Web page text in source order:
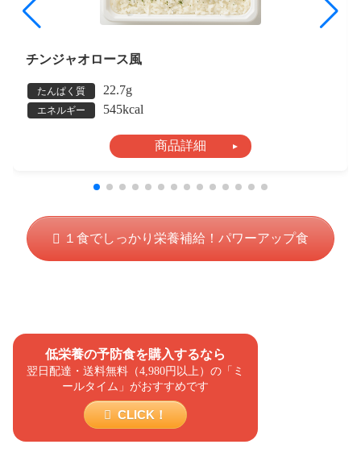
低栄養の予防食を購入するなら
翌日配達・送料無料（4,980円以上）の「ミ
ールタイム」がおすすめです
CLICK！
チンジャオロース風
たんぱく質 22.7g
エネルギー 545kcal
商品詳細
１食でしっかり栄養補給！パワーアップ食